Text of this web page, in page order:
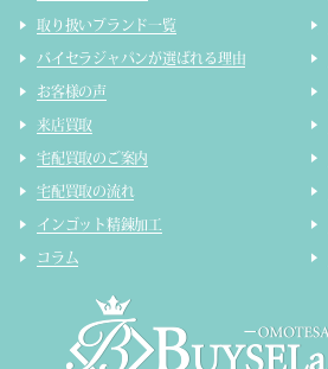
取り扱いブランド一覧
バイセラジャパンが選ばれる理由
お客様の声
来店買取
宅配買取のご案内
宅配買取の流れ
インゴット精錬加工
コラム